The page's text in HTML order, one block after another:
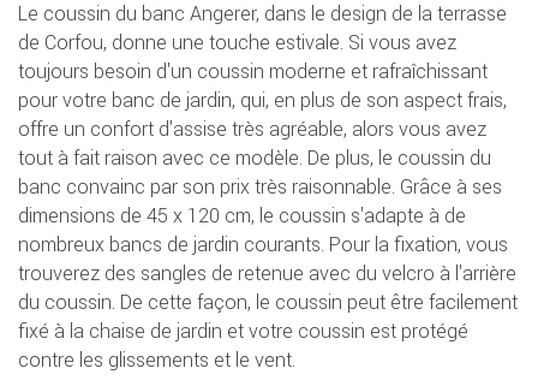
Le coussin du banc Angerer, dans le design de la terrasse
de Corfou, donne une touche estivale. Si vous avez
toujours besoin d'un coussin moderne et rafraîchissant
pour votre banc de jardin, qui, en plus de son aspect frais,
offre un confort d'assise très agréable, alors vous avez
tout à fait raison avec ce modèle. De plus, le coussin du
banc convainc par son prix très raisonnable. Grâce à ses
dimensions de 45 x 120 cm, le coussin s'adapte à de
nombreux bancs de jardin courants. Pour la fixation, vous
trouverez des sangles de retenue avec du velcro à l'arrière
du coussin. De cette façon, le coussin peut être facilement
fixé à la chaise de jardin et votre coussin est protégé
contre les glissements et le vent.